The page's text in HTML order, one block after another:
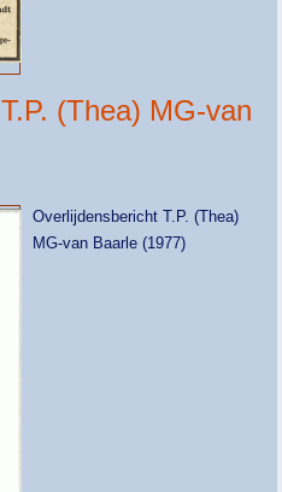
(Thea) MG-van
Overlijdensbericht T.P. (Thea)
MG-van Baarle (1977)